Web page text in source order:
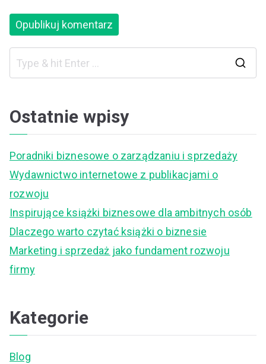
Ostatnie wpisy
Poradniki biznesowe o zarządzaniu i sprzedaży
Wydawnictwo internetowe z publikacjami o
rozwoju
Inspirujące książki biznesowe dla ambitnych osób
Dlaczego warto czytać książki o biznesie
Marketing i sprzedaż jako fundament rozwoju
firmy
Kategorie
Blog